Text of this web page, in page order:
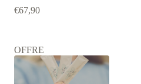
€67,90
OFFRE